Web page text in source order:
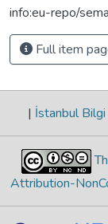
info:eu-repo/
Full item
| İstanbul
Attribution-